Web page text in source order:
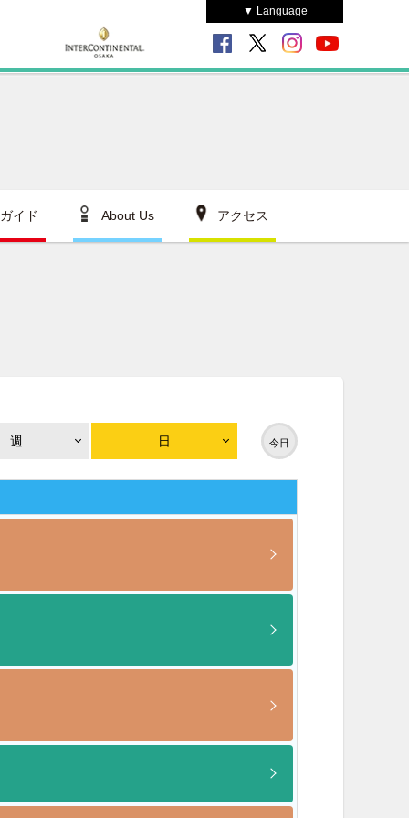
▼ Language
イド About Us アクセス
週 日 今日